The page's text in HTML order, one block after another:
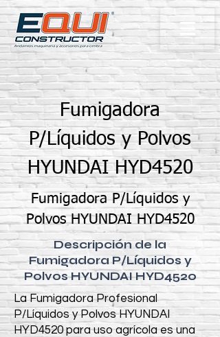
Fumigadora
P/Líquidos y Polvos
HYUNDAI HYD4520
Fumigadora P/Líquidos y
Polvos HYUNDAI HYD4520
Descripción de la
Fumigadora P/Líquidos y
Polvos HYUNDAI HYD4520
La Fumigadora Profesional
P/Líquidos y Polvos HYUNDAI
HYD4520 para uso agrícola es una